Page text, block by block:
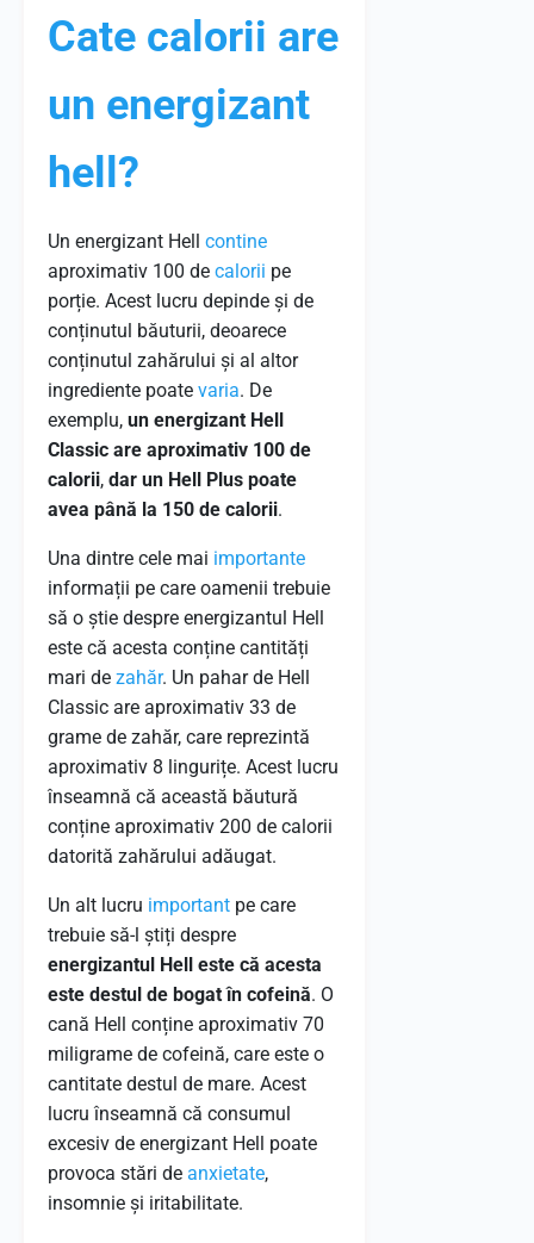
Cate calorii are
un energizant
hell?
Un energizant Hell contine
aproximativ 100 de calorii pe
porție. Acest lucru depinde și de
conținutul băuturii, deoarece
conținutul zahărului și al altor
ingrediente poate varia. De
exemplu, un energizant Hell
Classic are aproximativ 100 de
calorii, dar un Hell Plus poate
avea până la 150 de calorii.
Una dintre cele mai importante
informații pe care oamenii trebuie
să o știe despre energizantul Hell
este că acesta conține cantități
mari de zahăr. Un pahar de Hell
Classic are aproximativ 33 de
grame de zahăr, care reprezintă
aproximativ 8 lingurițe. Acest lucru
înseamnă că această băutură
conține aproximativ 200 de calorii
datorită zahărului adăugat.
Un alt lucru important pe care
trebuie să-l știți despre
energizantul Hell este că acesta
este destul de bogat în cofeină. O
cană Hell conține aproximativ 70
miligrame de cofeină, care este o
cantitate destul de mare. Acest
lucru înseamnă că consumul
excesiv de energizant Hell poate
provoca stări de anxietate,
insomnie și iritabilitate.